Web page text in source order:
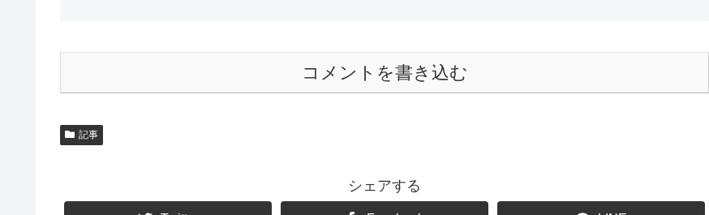
コメントを書き込む
記事
シェアする